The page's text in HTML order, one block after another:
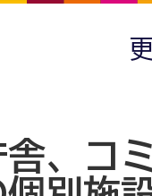
、コ